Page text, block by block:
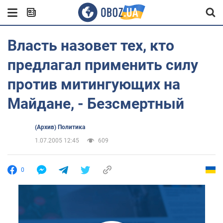
Власть назовет тех, кто
предлагал применить силу
против митингующих на
Майдане, - Безсмертный
(Архив) Политика
1.07.2005 12:45
609
0